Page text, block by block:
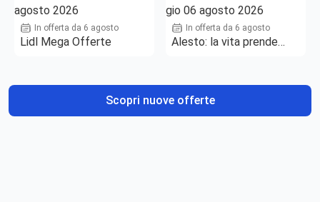
In offerta da 6 agosto
Lidl Mega Offerte
In offerta da 6 agosto
Alesto: la vita prende
Scopri nuove offerte